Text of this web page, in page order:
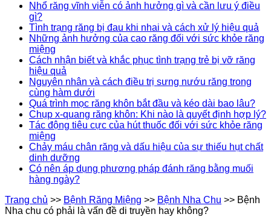
Nhổ răng vĩnh viễn có ảnh hưởng gì và cần lưu ý điều
gì?
Tình trạng răng bị đau khi nhai và cách xử lý hiệu quả
Những ảnh hưởng của cao răng đối với sức khỏe răng
miệng
Cách nhận biết và khắc phục tình trạng trẻ bị vỡ răng
hiệu quả
Nguyên nhân và cách điều trị sưng nướu răng trong
cùng hàm dưới
Quá trình mọc răng khôn bắt đầu và kéo dài bao lâu?
Chụp x-quang răng khôn: Khi nào là quyết định hợp lý?
Tác động tiêu cực của hút thuốc đối với sức khỏe răng
miệng
Chảy máu chân răng và dấu hiệu của sự thiếu hụt chất
dinh dưỡng
Có nên áp dụng phương pháp đánh răng bằng muối
hàng ngày?
Trang chủ >> Bệnh Răng Miệng >> Bệnh Nha Chu >> Bệnh
Nha chu có phải là vấn đề di truyền hay không?